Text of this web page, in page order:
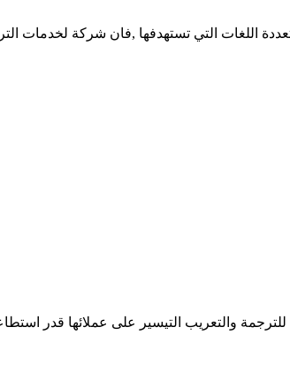
اللغات التي تستهدفها ,فان شركة لخدمات
والتعريب التيسير على عملائها قدر